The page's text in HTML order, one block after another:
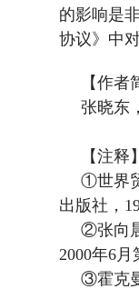
的影响是
协议》中
【作者
张晓东
【注释】
①世界
出版社，
②张向
2000年6 月
③霍克